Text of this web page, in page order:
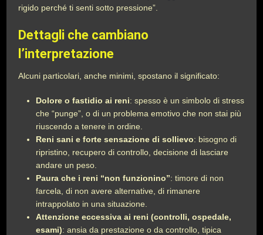
rigido perché ti senti sotto pressione”.
Dettagli che cambiano
l’interpretazione
Alcuni particolari, anche minimi, spostano il significato:
Dolore o fastidio ai reni: spesso è un simbolo di stress
che “punge”, o di un problema emotivo che non stai più
riuscendo a tenere in ordine.
Reni sani e forte sensazione di sollievo: bisogno di
ripristino, recupero di controllo, decisione di lasciare
andare un peso.
Paura che i reni “non funzionino”: timore di non
farcela, di non avere alternative, di rimanere
intrappolato in una situazione.
Attenzione eccessiva ai reni (controlli, ospedale,
esami): ansia da prestazione o da controllo, tipica